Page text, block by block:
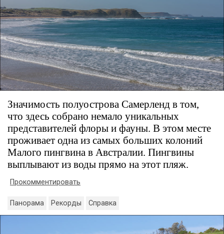
Значимость полуострова Самерленд в том,
что здесь собрано немало уникальных
представителей флоры и фауны. В этом месте
проживает одна из самых больших колоний
Малого пингвина в Австралии. Пингвины
выплывают из воды прямо на этот пляж.
Прокомментировать
Панорама Рекорды Справка